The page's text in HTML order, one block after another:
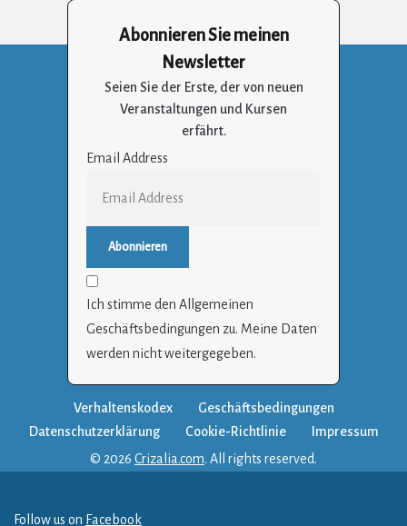
Abonnieren Sie meinen
Newsletter
Seien Sie der Erste, der von neuen
Veranstaltungen und Kursen
erfährt.
Email Address
Ich stimme den Allgemeinen
Geschäftsbedingungen zu. Meine Daten
werden nicht weitergegeben.
Verhaltenskodex
Geschäftsbedingungen
Datenschutzerklärung
Cookie-Richtlinie
Impressum
© 2026 Crizalia.com. All rights reserved.
Follow us on Facebook